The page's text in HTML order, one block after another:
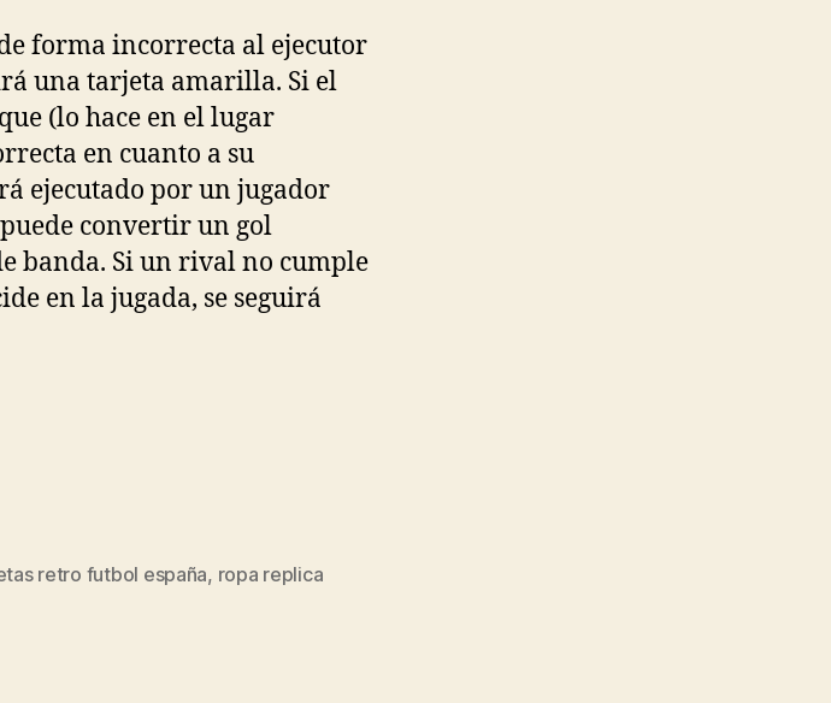
forma incorrecta al ejecutor
una tarjeta amarilla. Si el
(lo hace en el lugar
en cuanto a su
ejecutado por un jugador
convertir un gol
banda. Si un rival no cumple
en la jugada, se seguirá
retro futbol españa, ropa replica